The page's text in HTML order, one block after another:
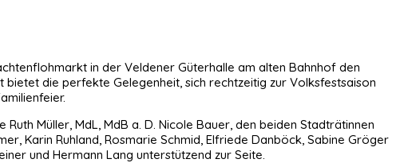
in der Veldener Güterhalle am alten Bahnhof den
die perfekte Gelegenheit, sich rechtzeitig zur Volksfestsaison
Müller, MdL, MdB a. D. Nicole Bauer, den beiden Stadträtinnen
Karin Ruhland, Rosmarie Schmid, Elfriede Danböck, Sabine Gröger
und Hermann Lang unterstützend zur Seite.